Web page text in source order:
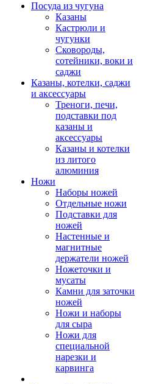
Посуда из чугуна
Казаны
Кастрюли и
чугунки
Сковороды,
сотейники, воки и
саджи
Казаны, котелки, саджи
и аксессуары
Треноги, печи,
подставки под
казаны и
аксессуары
Казаны и котелки
из литого
алюминия
Ножи
Наборы ножей
Отдельные ножи
Подставки для
ножей
Настенные и
магнитные
держатели ножей
Ножеточки и
мусаты
Камни для заточки
ножей
Ножи и наборы
для сыра
Ножи для
специальной
нарезки и
карвинга